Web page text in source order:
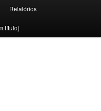
Relatórios
título)